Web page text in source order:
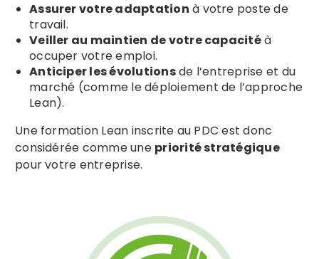
Assurer votre adaptation à votre poste de
travail.
Veiller au maintien de votre capacitéà
occuper votre emploi.
Anticiper les évolutionsde l’entreprise et du
marché (comme le déploiement de l’approche
Lean).
Une formation Lean inscrite au PDC est donc
considérée comme une priorité stratégique
pour votre entreprise.